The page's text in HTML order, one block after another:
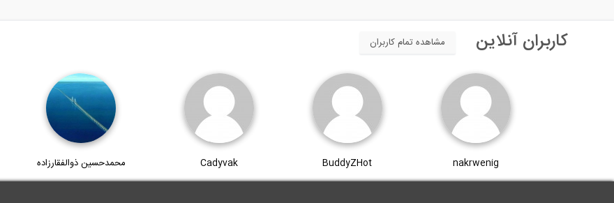
کاربران آنلاین مشاهده تمام کاربران
nakrwenig
BuddyZHot
Cadyvak محمدحسین ذوالفقارزاده